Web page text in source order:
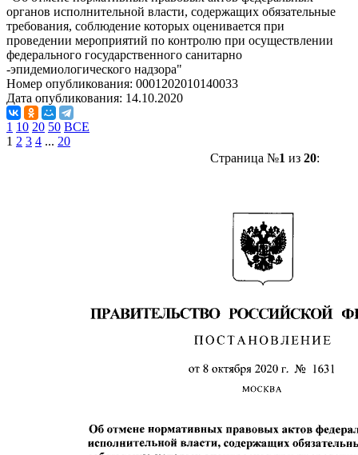
органов исполнительной власти, содержащих обязательные
требования, соблюдение которых оценивается при
проведении мероприятий по контролю при осуществлении
федерального государственного санитарно
-эпидемиологического надзора"
Номер опубликования: 0001202010140033
Дата опубликования: 14.10.2020
1 10 20 50 ВСЕ
1 2 3 4 ... 20
Страница №1 из 20: